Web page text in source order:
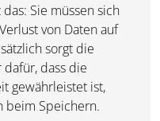
Sie müssen sich
von Daten auf
sorgt die
dass die
gewährleistet ist,
beim Speichern.